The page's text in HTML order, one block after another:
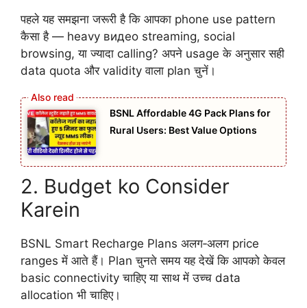
पहले यह समझना जरूरी है कि आपका phone use pattern
कैसा है — heavy видео streaming, social
browsing, या ज्यादा calling? अपने usage के अनुसार सही
data quota और validity वाला plan चुनें।
BSNL Affordable 4G Pack Plans for
Rural Users: Best Value Options
2. Budget ko Consider
Karein
BSNL Smart Recharge Plans अलग‑अलग price
ranges में आते हैं। Plan चुनते समय यह देखें कि आपको केवल
basic connectivity चाहिए या साथ में उच्च data
allocation भी चाहिए।